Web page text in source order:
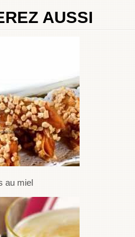
AUSSI
au miel